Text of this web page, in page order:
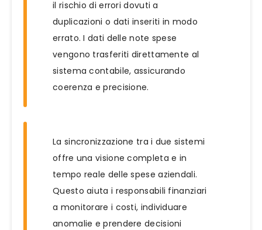
il rischio di errori dovuti a
duplicazioni o dati inseriti in modo
errato. I dati delle note spese
vengono trasferiti direttamente al
sistema contabile, assicurando
coerenza e precisione.
La sincronizzazione tra i due sistemi
offre una visione completa e in
tempo reale delle spese aziendali.
Questo aiuta i responsabili finanziari
a monitorare i costi, individuare
anomalie e prendere decisioni